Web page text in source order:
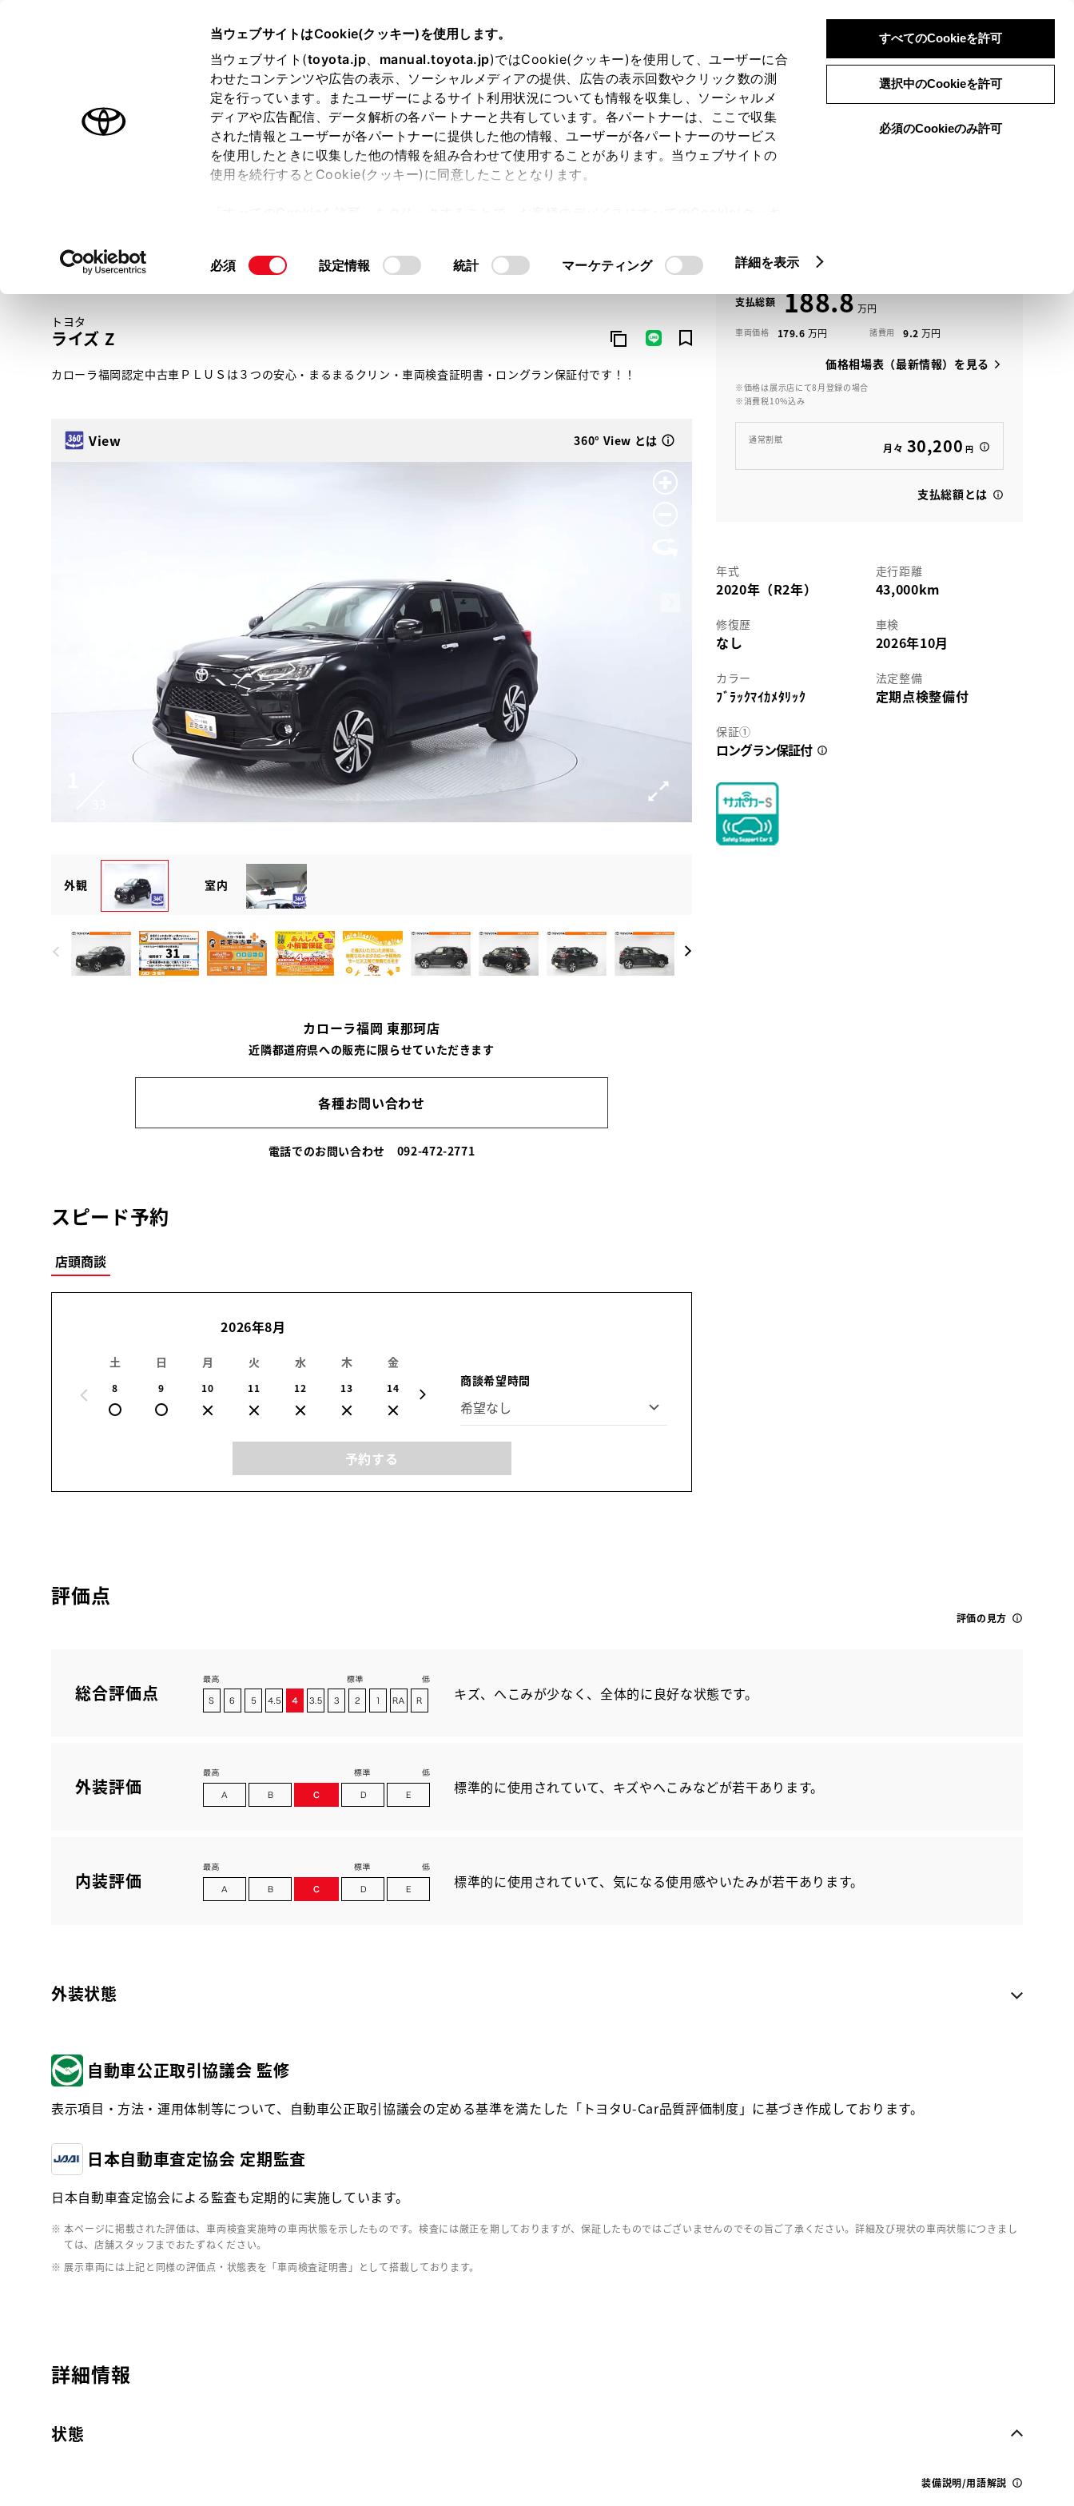
当ウェブサイトはCookie(クッキー)を使用します。
当ウェブサイト(toyota.jp、 manual.toyota.jp)ではCookie(クッキー)を使用して、ユーザーに合
わせたコンテンツや広告の表示、ソーシャルメディアの提供、広告の表示回数やクリック数の測
定を行っています。またユーザーによるサイト利用状況についても情報を収集し、ソーシャルメ
ディアや広告配信、データ解析の各パートナーと共有しています。各パートナーは、ここで収集
された情報とユーザーが各パートナーに提供した他の情報、ユーザーが各パートナーのサービス
を使用したときに収集した他の情報を組み合わせて使用することがあります。当ウェブサイトの
使用を続行するとCookie(クッキー)に同意したこととなります。
て」をご覧ください。
同
必須 設定情報 統計 マーケティング 詳細を表示
すべてのCookieを許可
選択中のCookieを許可
必須のCookieのみ許可
ログイン 検索 メニュー
オーナーサポート トピックス
トヨタ認定中古車 メニュー
トヨタ認定中古車の魅力 3つの買い方 オンライン購入お気に入り 保存した見積り
トヨタ
ライズ Z
カローラ福岡認定中古車ＰＬＵＳは３つの安心・まるまるクリン・車両検査証明書・ロングラン保証付です！！
View 360° View とは View
2
33
外観 室内
カローラ福岡 東那珂店
近隣都道府県への販売に限らせていただきます
各種お問い合わせ
電話でのお問い合わせ 092-472-2771
スピード予約
店頭商談
2026年8月
土
8
日
9
月
10
火
11
水
12
木
13
金
14 16 17
商談希望時間
予約する
支払総額 188.8
車両価格 179.6 諸費用 9.2
価格相場表（最新情報）を見る
※価格は展示店にて8月登録の場合
※消費税10%込み
通常割賦
月々 30,200 円
支払総額とは
年式
2020年（R2年）
走行距離
43,000km
修復歴
なし
車検
2026年10月
カラー
ﾌﾞﾗｯｸﾏｲｶﾒﾀﾘｯｸ
法定整備
定期点検整備付
保証①
ロングラン保証付
評価点
評価の見方
総合評価点 キズ、へこみが少なく、全体的に良好な状態です。
外装評価 標準的に使用されていて、キズやへこみなどが若干あります。
内装評価 標準的に使用されていて、気になる使用感やいたみが若干あります。
外装状態
自動車公正取引協議会 監修
表示項目・方法・運用体制等について、自動車公正取引協議会の定める基準を満たした「トヨタU-Car品質評価制度」に基づき作成しております。
日本自動車査定協会 定期監査
日本自動車査定協会による監査も定期的に実施しています。
※ 本ページに掲載された評価は、車両検査実施時の車両状態を示したものです。検査には厳正を期しておりますが、保証したものではございませんのでその旨ご了承ください。詳細及び現状の車両状態につきまし
ては、店舗スタッフまでおたずねください。
※ 展示車両には上記と同様の評価点・状態表を「車両検査証明書」として搭載しております。
詳細情報
状態
装備説明/用語解説